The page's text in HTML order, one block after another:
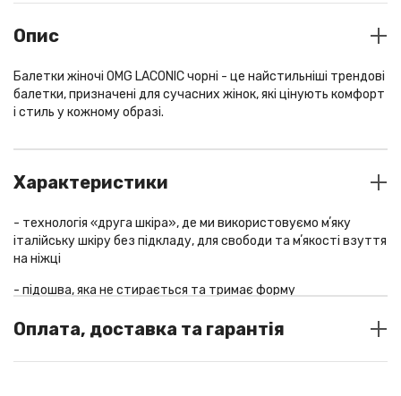
Опис
Балетки жіночі OMG LACONIC чорні - це найстильніші трендові
балетки, призначені для сучасних жінок, які цінують комфорт
і стиль у кожному образі.
Характеристики
- технологія «друга шкіра», де ми використовуємо мʼяку
італійську шкіру без підкладу, для свободи та мʼякості взуття
на ніжці
- підошва, яка не стирається та тримає форму
- пятка м’яка, яка ніколи вам не натиратиме
Оплата, доставка та гарантія